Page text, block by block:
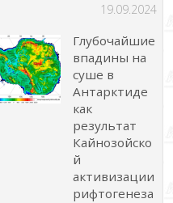
19.09.2024
Глубочайшие
впадины на
суше в
Антарктиде
как
результат
Кайнозойско
й
активизации
рифтогенеза